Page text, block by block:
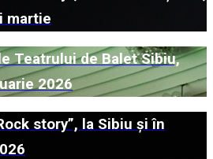
martie
Teatrului de Balet Sibiu,
2026
story”, la Sibiu și în